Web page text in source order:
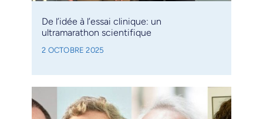
De l’idée à l’essai clinique: un
ultramarathon scientifique
2 OCTOBRE 2025